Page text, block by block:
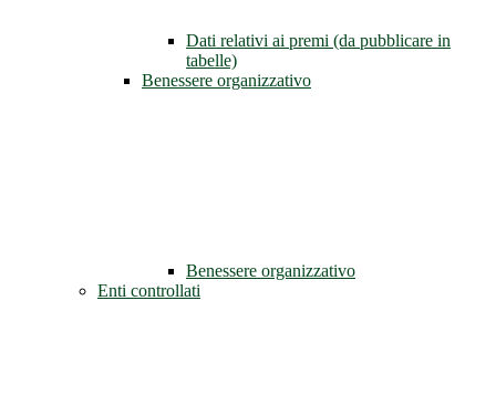
Dati relativi ai premi (da pubblicare in
tabelle)
Benessere organizzativo
Benessere organizzativo
Enti controllati